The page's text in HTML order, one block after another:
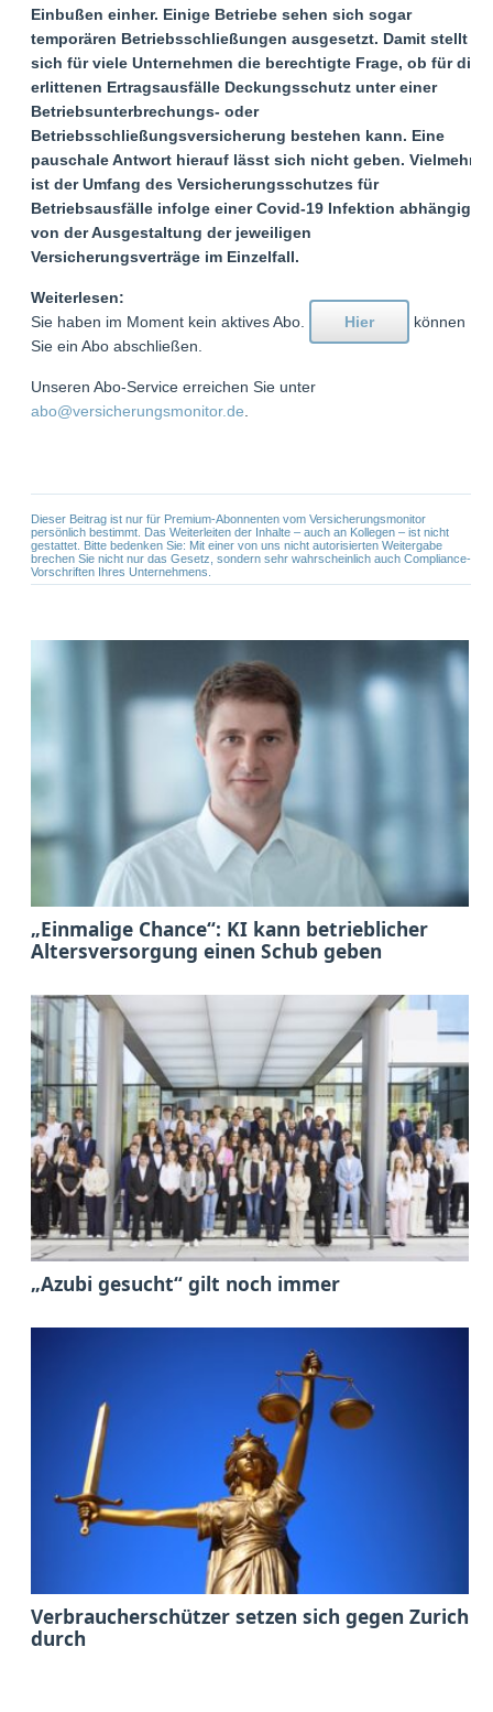
Einbußen einher. Einige Betriebe sehen sich sogar
temporären Betriebsschließungen ausgesetzt. Damit stellt
sich für viele Unternehmen die berechtigte Frage, ob für die
erlittenen Ertragsausfälle Deckungsschutz unter einer
Betriebsunterbrechungs- oder
Betriebsschließungsversicherung bestehen kann. Eine
pauschale Antwort hierauf lässt sich nicht geben. Vielmehr
ist der Umfang des Versicherungsschutzes für
Betriebsausfälle infolge einer Covid-19 Infektion abhängig
von der Ausgestaltung der jeweiligen
Versicherungsverträge im Einzelfall.
Weiterlesen:
Sie haben im Moment kein aktives Abo.
Hier
können
Sie ein Abo abschließen.
Unseren Abo-Service erreichen Sie unter
abo@versicherungsmonitor.de
Dieser Beitrag ist nur für Premium-Abonnenten vom Versicherungsmonitor
persönlich bestimmt. Das Weiterleiten der Inhalte – auch an Kollegen – ist nicht
gestattet. Bitte bedenken Sie: Mit einer von uns nicht autorisierten Weitergabe
brechen Sie nicht nur das Gesetz, sondern sehr wahrscheinlich auch Compliance-
Vorschriften Ihres Unternehmens.
„Einmalige Chance“: KI kann betrieblicher
Altersversorgung einen Schub geben
„Azubi gesucht“ gilt noch immer
Verbraucherschützer setzen sich gegen Zurich
durch